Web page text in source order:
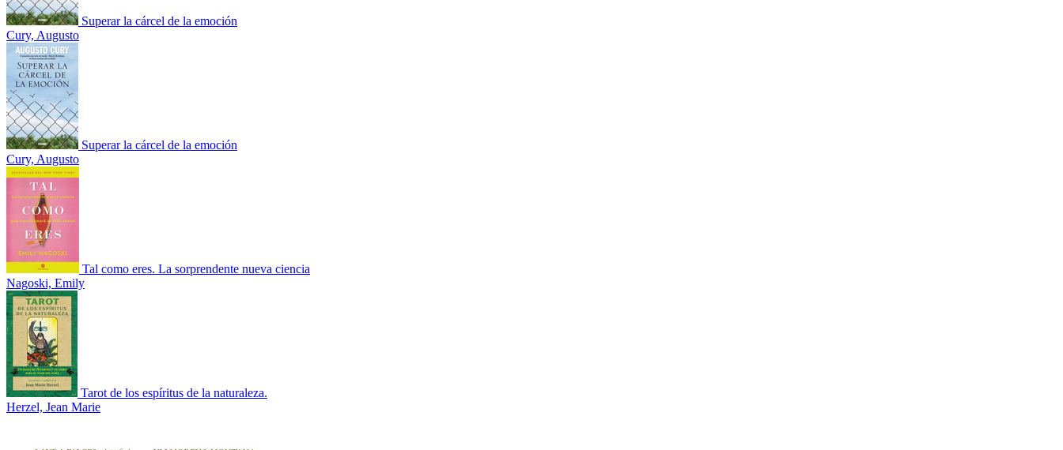
Superar la cárcel de la emoción
Cury, Augusto
Superar la cárcel de la emoción
Cury, Augusto
Tal como eres. La sorprendente nueva ciencia
Nagoski, Emily
Tarot de los espíritus de la naturaleza.
Herzel, Jean Marie